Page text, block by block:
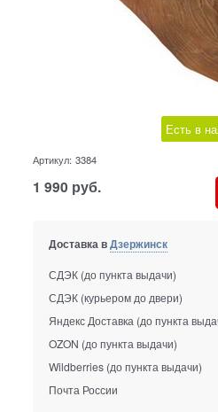
Есть в
Артикул: 3384
1 990 руб.
Доставка вДзержинск
СДЭК (до пункта выдачи)
СДЭК (курьером до двери)
Яндекс Доставка (до пункта
OZON (до пункта выдачи)
Wildberries (до пункта выдачи)
Почта России